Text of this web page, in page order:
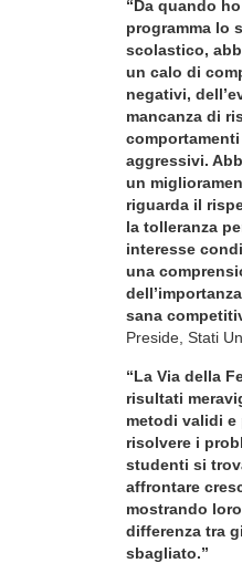
“Da quando
programma lo
scolastico,
un calo di
negativi,
mancanza di
aggressivi.
un
riguarda il
la tolleranza
interesse
una
sana
Preside, Stati
“La Via della
risultati
metodi validi e
risolvere i
studenti si
affrontare
mostrando
differenza tra
sbagliato.”